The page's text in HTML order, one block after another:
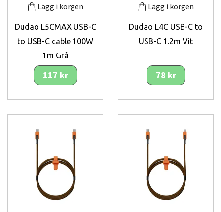
Lägg i korgen
Dudao L5CMAX USB-C
to USB-C cable 100W
1m Grå
117 kr
Lägg i korgen
Dudao L4C USB-C to
USB-C 1.2m Vit
78 kr